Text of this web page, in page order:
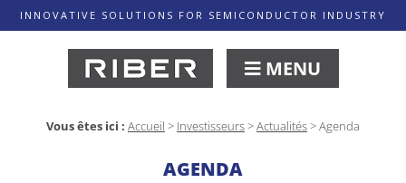
INNOVATIVE SOLUTIONS FOR SEMICONDUCTOR INDUSTRY
MENU
Vous êtes ici : Accueil > Investisseurs>Actualités>Agenda
AGENDA